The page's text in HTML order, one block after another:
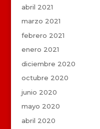
abril 2021
marzo 2021
febrero 2021
enero 2021
diciembre 2020
octubre 2020
junio 2020
mayo 2020
abril 2020